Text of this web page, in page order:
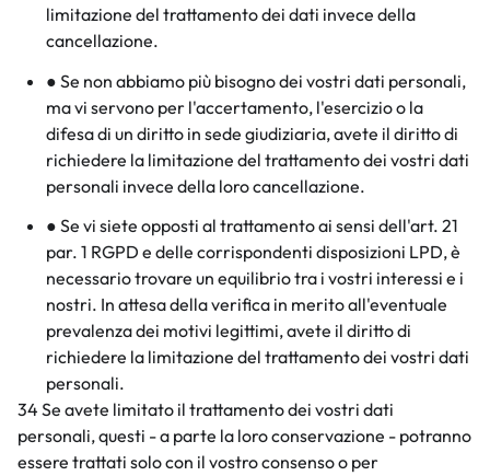
limitazione del trattamento dei dati invece della
cancellazione.
● Se non abbiamo più bisogno dei vostri dati personali,
ma vi servono per l'accertamento, l'esercizio o la
difesa di un diritto in sede giudiziaria, avete il diritto di
richiedere la limitazione del trattamento dei vostri dati
personali invece della loro cancellazione.
● Se vi siete opposti al trattamento ai sensi dell'art. 21
par. 1 RGPD e delle corrispondenti disposizioni LPD, è
necessario trovare un equilibrio tra i vostri interessi e i
nostri. In attesa della verifica in merito all'eventuale
prevalenza dei motivi legittimi, avete il diritto di
richiedere la limitazione del trattamento dei vostri dati
personali.
34 Se avete limitato il trattamento dei vostri dati
personali, questi - a parte la loro conservazione - potranno
essere trattati solo con il vostro consenso o per